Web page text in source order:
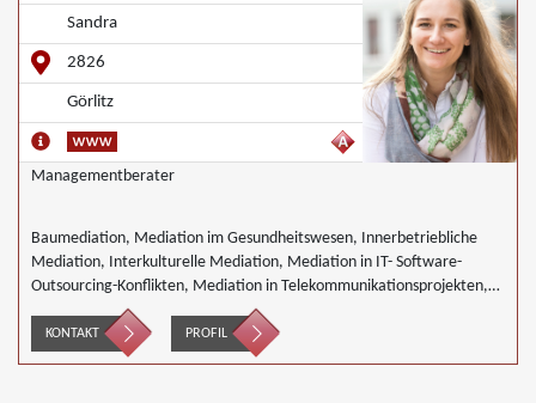
Sandra
2826
Görlitz
Managementberater
Baumediation, Mediation im Gesundheitswesen, Innerbetriebliche
Mediation, Interkulturelle Mediation, Mediation in IT- Software-
Outsourcing-Konflikten, Mediation in Telekommunikationsprojekten,
Mediation von Generationskonflikten, Mediation im öffentlichen
Bereich, Mediation bei Team- und Gruppenkonflikten, Mediation von
Unternehmensnachfolgen, Nachbarschaftsmediation, Schulmediation,
KONTAKT PROFIL